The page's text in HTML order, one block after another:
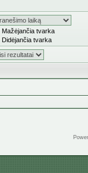
Mažėjančia tvarka
Didėjančia tvarka